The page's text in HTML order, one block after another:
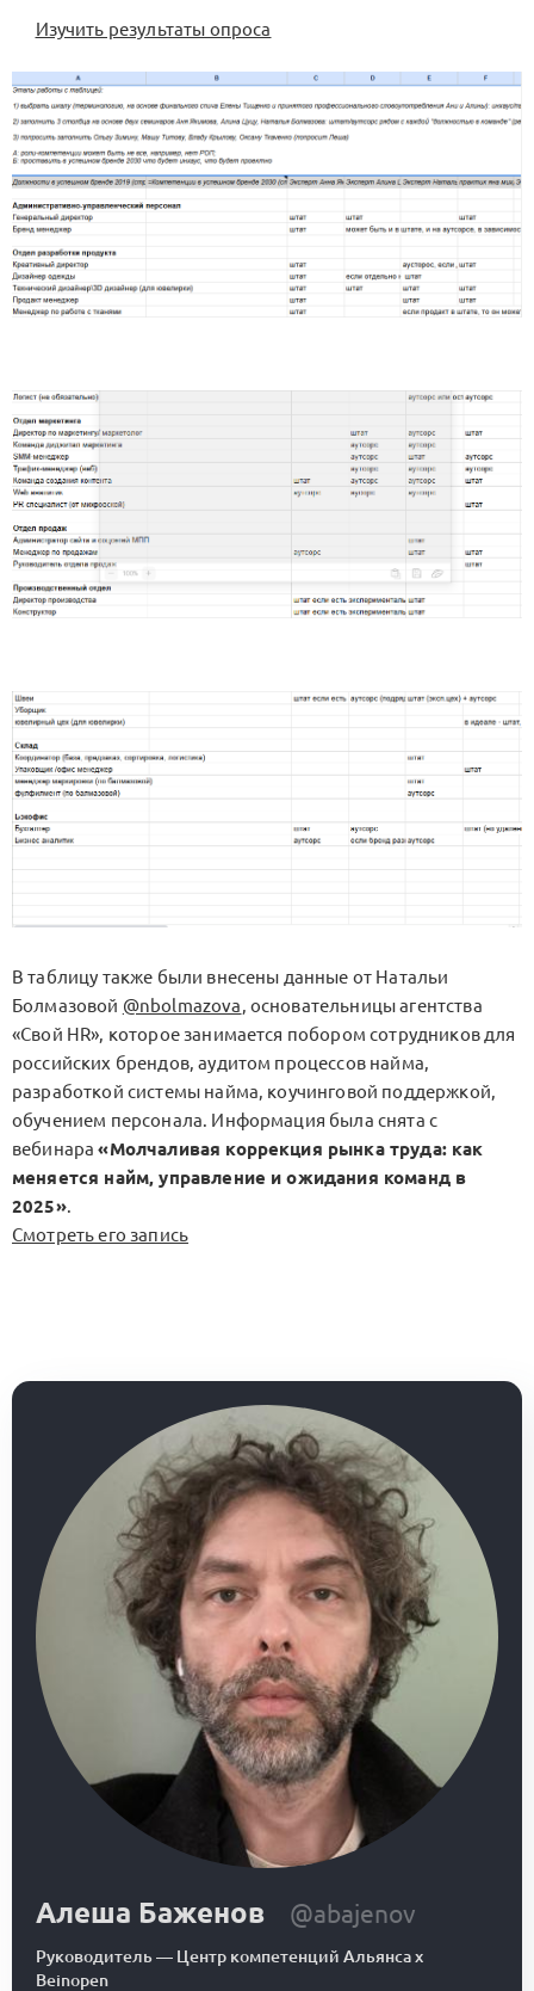
Изучить результаты опроса
В таблицу также были внесены данные от Натальи
Болмазовой @nbolmazova, основательницы агентства
«Свой HR», которое занимается побором сотрудников для
российских брендов, аудитом процессов найма,
разработкой системы найма, коучинговой поддержкой,
обучением персонала. Информация была снята с
вебинара«Молчаливая коррекция рынка труда: как
меняется найм, управление и ожидания команд в
2025».
Смотреть его запись
Алеша Баженов @abajenov
Руководитель— Центр компетенций Альянса x
Beinopen